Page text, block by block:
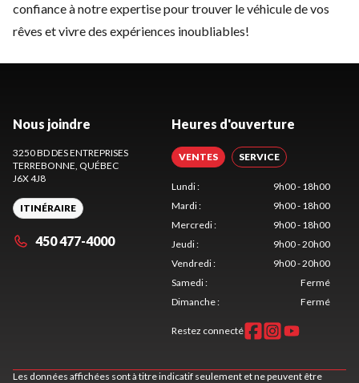
confiance à notre expertise pour trouver le véhicule de vos
rêves et vivre des expériences inoubliables!
Nous joindre
3250 BD DES ENTREPRISES
TERREBONNE, QUÉBEC
J6X 4J8
ITINÉRAIRE
450 477-4000
Heures d'ouverture
VENTES SERVICE
Lundi:
9h00 - 18h00
Mardi:
9h00 - 18h00
Mercredi:
9h00 - 18h00
Jeudi:
9h00 - 20h00
Vendredi:
9h00 - 20h00
Samedi:
Fermé
Dimanche: Fermé
Restez connecté
Les données affichées sont à titre indicatif seulement et ne peuvent être